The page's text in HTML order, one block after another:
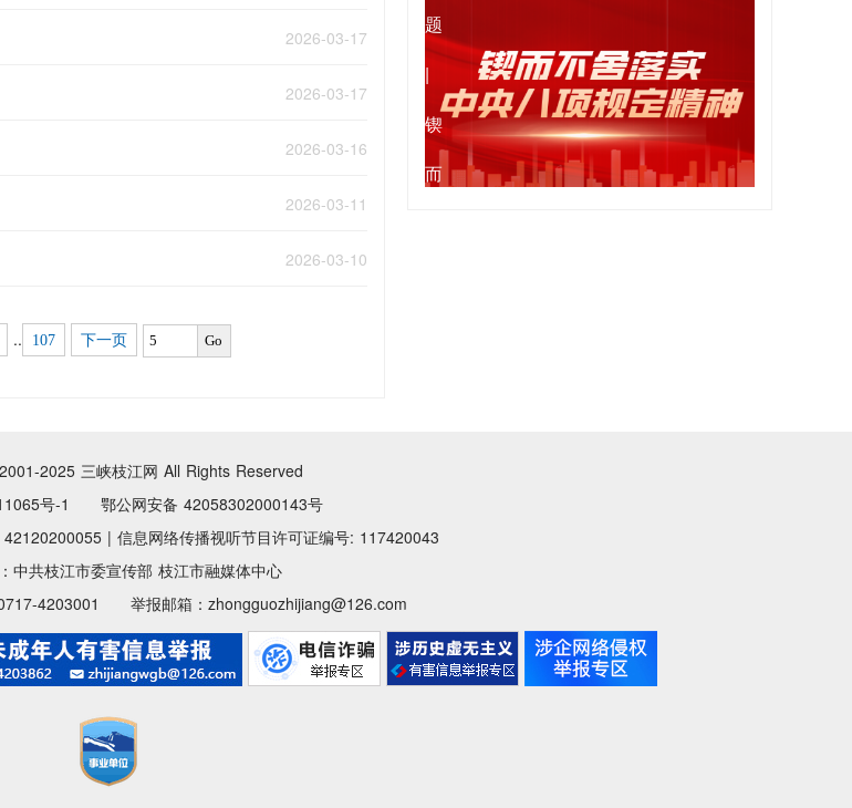
2026-03-17
2026-03-17
2026-03-16
2026-03-11
2026-03-10
.. 107 下一页 Go
二
十
届...
所
盼
我
有
题
|
锲
而
2025 三峡枝江网 All Rights Reserved
号-1 鄂公网安备 42058302000143号
42120200055 | 信息网络传播视听节目许可证编号: 117420043
中共枝江市委宣传部 枝江市融媒体中心
4203001 举报邮箱：zhongguozhijiang@126.com